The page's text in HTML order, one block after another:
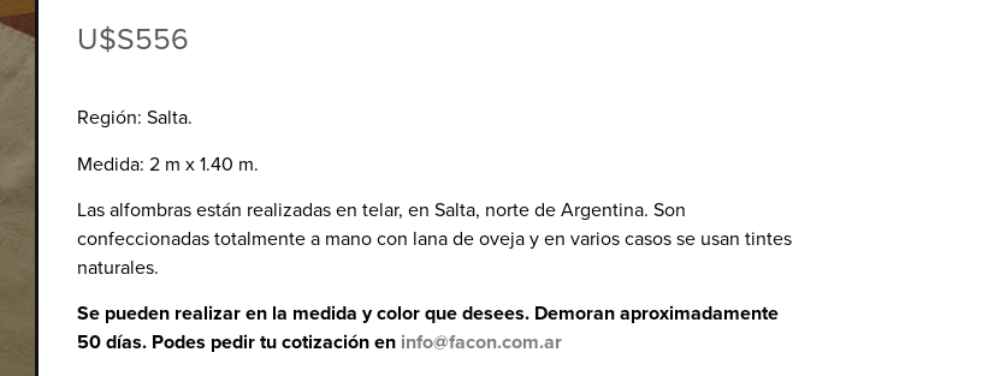
U$S556
Región: Salta.
Medida: 2 m x 1.40 m.
Las alfombras están realizadas en telar, en Salta, norte de Argentina. Son
confeccionadas totalmente a mano con lana de oveja y en varios casos se usan tintes
naturales.
Se pueden realizar en la medida y color que desees. Demoran aproximadamente
50 días. Podes pedir tu cotización en info@facon.com.ar